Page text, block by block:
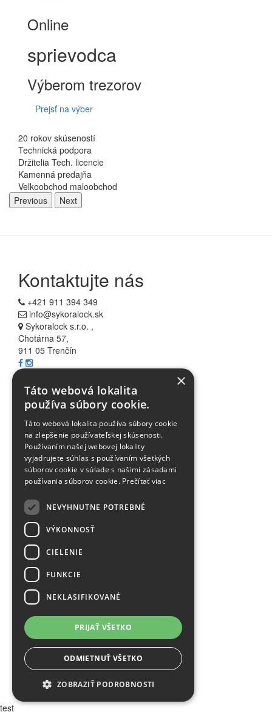
Online
sprievodca
Výberom trezorov
Prejsť na výber
20 rokov skúseností
Technická podpora
Držitelia Tech. licencie
Kamenná predajňa
Veľkoobchod maloobchod
Previous
Next
Kontaktujte nás
+421 911 394 349
info@sykoralock.sk
Sykoralock s.r.o. ,
Chotárna 57,
911 05 Trenčín
Informácie
Všetko o nákupe
Akcie
Blog
FAQ
Partnerské stránky
Odstúpenie od zmluvy
Bezpečnost a ochrana osobných údajov
Všeobecné obchodné podmienky
Reklamačný poriadok
Používanie Cookies
Doručovanie
© Všetky práva vyhradené | SykoraLock.sk
test
×
Táto webová lokalita
používa súbory cookie.
Táto webová lokalita používa súbory cookie
na zlepšenie používateľskej skúsenosti.
Používaním našej webovej lokality
vyjadrujete súhlas s používaním všetkých
súborov cookie v súlade s našimi zásadami
používania súborov cookie. Prečítať viac
NEVYHNUTNE POTREBNÉ
VÝKONNOSŤ
CIELENIE
FUNKCIE
NEKLASIFIKOVANÉ
PRIJAŤ VŠETKO
ODMIETNUŤ VŠETKO
ZOBRAZIŤ PODROBNOSTI